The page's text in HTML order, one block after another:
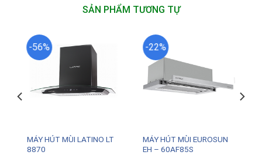
SẢN PHẨM TƯƠNG TỰ
-56%
MÁY HÚT MÙI LATINO LT
8870
-22%
MÁY HÚT MÙI EUROSUN
EH – 60AF85S